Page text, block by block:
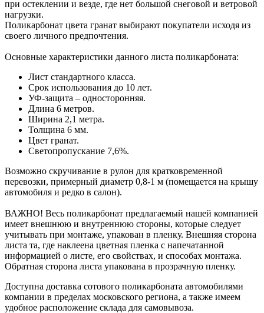
при остеклении и везде, где нет большой снеговой и ветровой
нагрузки.
Поликарбонат цвета гранат выбирают покупатели исходя из
своего личного предпочтения.
Основные характеристики данного листа поликарбоната:
Лист стандартного класса.
Срок использования до 10 лет.
УФ-защита – односторонняя.
Длина 6 метров.
Ширина 2,1 метра.
Толщина 6 мм.
Цвет гранат.
Светопропускание 7,6%.
Возможно скручивание в рулон для кратковременной
перевозки, примерный диаметр 0,8-1 м (помещается на крышу
автомобиля и редко в салон).
ВАЖНО! Весь поликарбонат предлагаемый нашей компанией
имеет внешнюю и внутреннюю стороны, которые следует
учитывать при монтаже, упакован в пленку. Внешняя сторона
листа та, где наклеена цветная пленка с напечатанной
информацией о листе, его свойствах, и способах монтажа.
Обратная сторона листа упакована в прозрачную пленку.
Доступна доставка сотового поликарбоната автомобилями
компании в пределах московского региона, а также имеем
удобное расположение склада для самовывоза.